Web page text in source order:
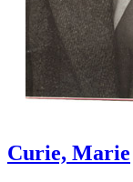
Curie, Marie